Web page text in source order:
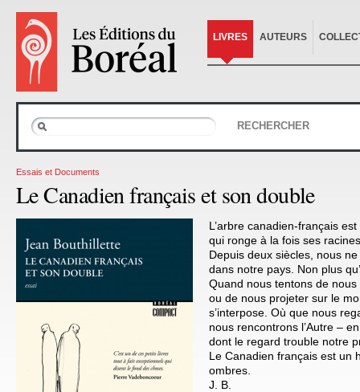
LIVRES AUTEURS
RECHERCHER
Essais et Documents
Le Canadien français et son double
L’arbre canadien-français
qui ronge à la fois ses
Depuis deux siècles, nous
dans notre pays. Non plus
Quand nous tentons de
ou de nous projeter sur le
s’interpose. Où que nous
nous rencontrons l’Autre –
dont le regard trouble notre
Le Canadien français est un
ombres.
J. B.